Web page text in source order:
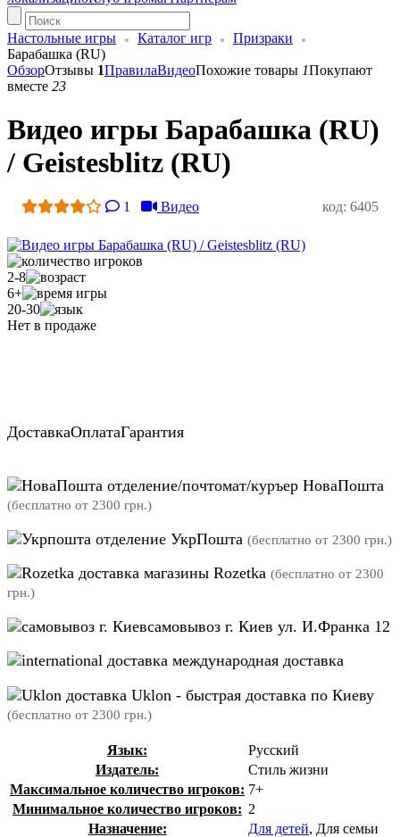
Настольные игры Каталог игр
Призраки
Барабашка (RU)
ОбзорОтзывы 1ПравилаВидеоПохожие товары 1Покупают
вместе 23
Видео игры Барабашка (RU)
/ Geistesblitz (RU)
1 Видео код: 6405
2-8
6+
20-30
Нет в продаже
ДоставкаОплатаГарантия
отделение/почтомат/куръер НоваПошта
(бесплатно от 2300 грн.)
отделение УкрПошта (бесплатно от 2300 грн.)
магазины Rozetka (бесплатно от 2300
грн.)
самовывоз г. Киев ул. И.Франка 12
международная доставка
Uklon - быстрая доставка по Киеву
(бесплатно от 2300 грн.)
Язык:
Русский
Издатель:
Стиль жизни
Максимальное количество игроков: 7+
Минимальное количество игроков: 2
Назначение:
Для детей, Для семьи